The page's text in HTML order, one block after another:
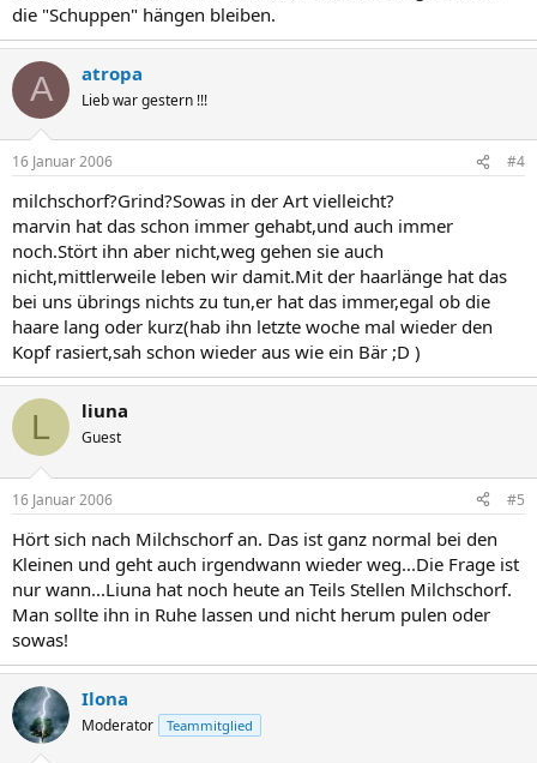
die "Schuppen" hängen bleiben.
A atropa
Lieb war gestern !!!
16 Januar 2006 #4
milchschorf?Grind?Sowas in der Art vielleicht?
marvin hat das schon immer gehabt,und auch immer
noch.Stört ihn aber nicht,weg gehen sie auch
nicht,mittlerweile leben wir damit.Mit der haarlänge hat das
bei uns übrings nichts zu tun,er hat das immer,egal ob die
haare lang oder kurz(hab ihn letzte woche mal wieder den
Kopf rasiert,sah schon wieder aus wie ein Bär ;D )
L liuna
Guest
16 Januar 2006 #5
Hört sich nach Milchschorf an. Das ist ganz normal bei den
Kleinen und geht auch irgendwann wieder weg...Die Frage ist
nur wann...Liuna hat noch heute an Teils Stellen Milchschorf.
Man sollte ihn in Ruhe lassen und nicht herum pulen oder
sowas!
Ilona
Moderator Teammitglied